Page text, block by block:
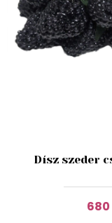
Dísz szeder
680